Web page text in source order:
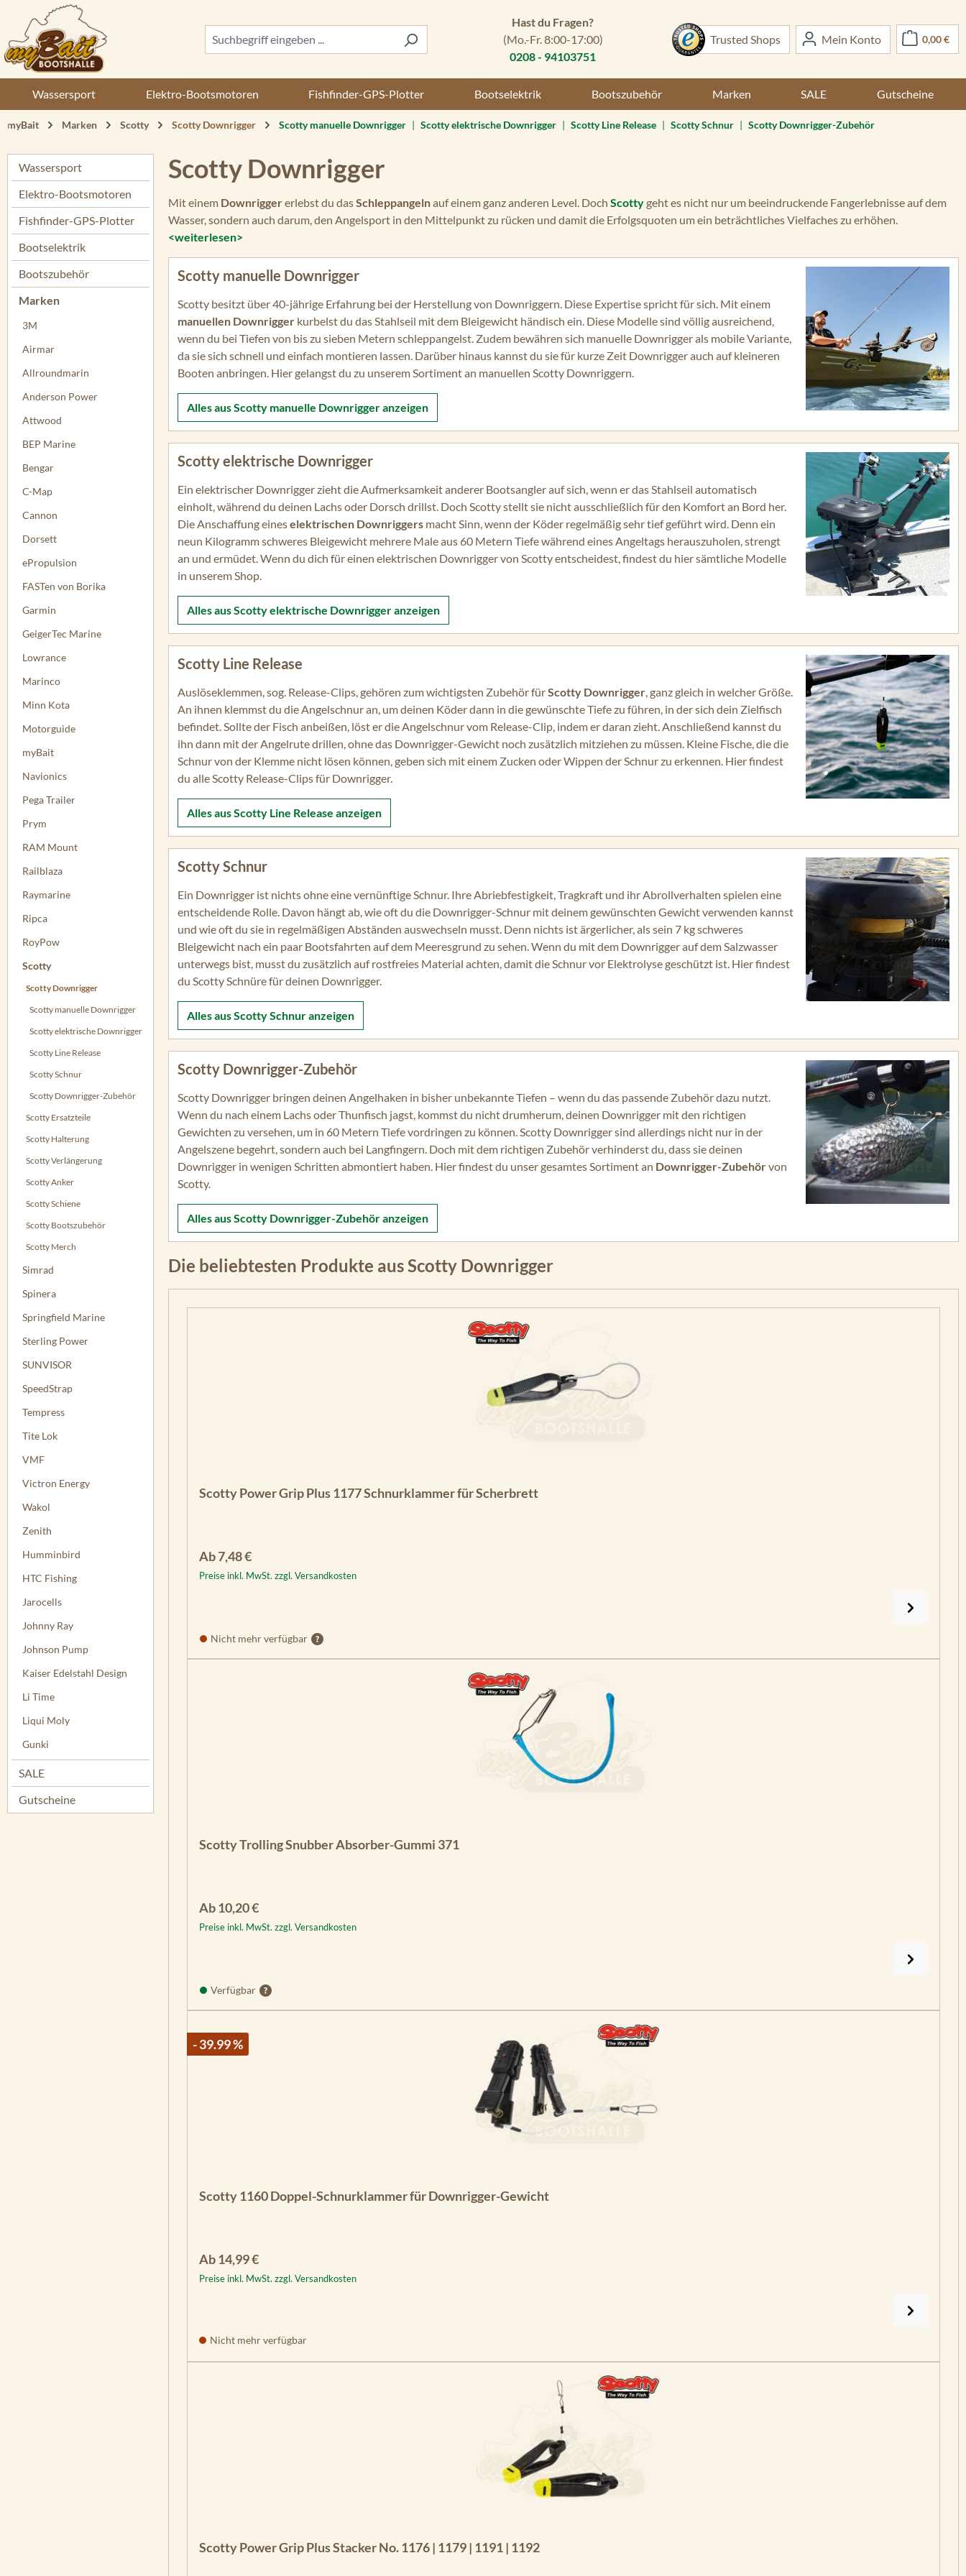
Hauptinhalt springen
Zur Suche springen
Zur Hauptnavigation springen
Hast du Fragen?
(Mo.-Fr. 8:00-17:00)
0208 - 94103751
Trusted Shops Mein Konto 0,00 €
Wassersport Elektro-Bootsmotoren Fishfinder-GPS-Plotter Bootselektrik Bootszubehör Marken SALE Gutscheine
myBait Marken Scotty Scotty Downrigger Scotty manuelle Downrigger | Scotty elektrische Downrigger | Scotty Line Release | Scotty Schnur | Scotty Downrigger-Zubehör
Wassersport
Elektro-Bootsmotoren
Fishfinder-GPS-Plotter
Bootselektrik
Bootszubehör
Marken
3M
Airmar
Allroundmarin
Anderson Power
Attwood
BEP Marine
Bengar
C-Map
Cannon
Dorsett
ePropulsion
FASTen von Borika
Garmin
GeigerTec Marine
Lowrance
Marinco
Minn Kota
Motorguide
myBait
Navionics
Pega Trailer
Prym
RAM Mount
Railblaza
Raymarine
Ripca
RoyPow
Scotty
Scotty Downrigger
Scotty manuelle Downrigger
Scotty elektrische Downrigger
Scotty Line Release
Scotty Schnur
Scotty Downrigger-Zubehör
Scotty Ersatzteile
Scotty Halterung
Scotty Verlängerung
Scotty Anker
Scotty Schiene
Scotty Bootszubehör
Scotty Merch
Simrad
Spinera
Springfield Marine
Sterling Power
SUNVISOR
SpeedStrap
Tempress
Tite Lok
VMF
Victron Energy
Wakol
Zenith
Humminbird
HTC Fishing
Jarocells
Johnny Ray
Johnson Pump
Kaiser Edelstahl Design
Li Time
Liqui Moly
Gunki
SALE
Gutscheine
Scotty Downrigger
Mit einem Downriggererlebst du dasSchleppangelnauf einem ganz anderen Level. Doch Scotty geht es nicht nur um beeindruckende Fangerlebnisse auf dem
Wasser, sondern auch darum, den Angelsport in den Mittelpunkt zu rücken und damit die Erfolgsquoten um ein beträchtliches Vielfaches zu erhöhen.
<weiterlesen>
Scotty manuelle Downrigger
Scotty besitzt über 40-jährige Erfahrung bei der Herstellung von Downriggern. Diese Expertise spricht für sich. Mit einem
manuellen Downrigger kurbelst du das Stahlseil mit dem Bleigewicht händisch ein. Diese Modelle sind völlig ausreichend,
wenn du bei Tiefen von bis zu sieben Metern schleppangelst. Zudem bewähren sich manuelle Downrigger als mobile Variante,
da sie sich schnell und einfach montieren lassen. Darüber hinaus kannst du sie für kurze Zeit Downrigger auch auf kleineren
Booten anbringen. Hier gelangst du zu unserem Sortiment an manuellen Scotty Downriggern.
Alles ausScotty manuelle Downriggeranzeigen
Scotty elektrische Downrigger
Ein elektrischer Downrigger zieht die Aufmerksamkeit anderer Bootsangler auf sich, wenn er das Stahlseil automatisch
einholt, während du deinen Lachs oder Dorsch drillst. Doch Scotty stellt sie nicht ausschließlich für den Komfort an Bord her.
Die Anschaffung eineselektrischen Downriggers macht Sinn, wenn der Köder regelmäßig sehr tief geführt wird. Denn ein
neun Kilogramm schweres Bleigewicht mehrere Male aus 60 Metern Tiefe während eines Angeltags herauszuholen, strengt
an und ermüdet. Wenn du dich für einen elektrischen Downrigger von Scotty entscheidest, findest du hier sämtliche Modelle
in unserem Shop.
Alles ausScotty elektrische Downriggeranzeigen
Scotty Line Release
Auslöseklemmen, sog. Release-Clips, gehören zum wichtigsten Zubehör fürScotty Downrigger, ganz gleich in welcher Größe.
An ihnen klemmst du die Angelschnur an, um deinen Köder dann in die gewünschte Tiefe zu führen, in der sich dein Zielfisch
befindet. Sollte der Fisch anbeißen, löst er die Angelschnur vom Release-Clip, indem er daran zieht. Anschließend kannst du
ihn dann mit der Angelrute drillen, ohne das Downrigger-Gewicht noch zusätzlich mitziehen zu müssen. Kleine Fische, die die
Schnur von der Klemme nicht lösen können, geben sich mit einem Zucken oder Wippen der Schnur zu erkennen. Hier findest
du alle Scotty Release-Clips für Downrigger.
Alles ausScotty Line Release anzeigen
Scotty Schnur
Ein Downrigger ist nichts ohne eine vernünftige Schnur. Ihre Abriebfestigkeit, Tragkraft und ihr Abrollverhalten spielen eine
entscheidende Rolle. Davon hängt ab, wie oft du die Downrigger-Schnur mit deinem gewünschten Gewicht verwenden kannst
und wie oft du sie in regelmäßigen Abständen auswechseln musst. Denn nichts ist ärgerlicher, als sein 7 kg schweres
Bleigewicht nach ein paar Bootsfahrten auf dem Meeresgrund zu sehen. Wenn du mit dem Downrigger auf dem Salzwasser
unterwegs bist, musst du zusätzlich auf rostfreies Material achten, damit die Schnur vor Elektrolyse geschützt ist. Hier findest
du Scotty Schnüre für deinen Downrigger.
Alles ausScotty Schnuranzeigen
Scotty Downrigger-Zubehör
Scotty Downrigger bringen deinen Angelhaken in bisher unbekannte Tiefen – wenn du das passende Zubehör dazu nutzt.
Wenn du nach einem Lachs oder Thunfisch jagst, kommst du nicht drumherum, deinen Downrigger mit den richtigen
Gewichten zu versehen, um in 60 Metern Tiefe vordringen zu können. Scotty Downrigger sind allerdings nicht nur in der
Angelszene begehrt, sondern auch bei Langfingern. Doch mit dem richtigen Zubehör verhinderst du, dass sie deinen
Downrigger in wenigen Schritten abmontiert haben. Hier findest du unser gesamtes Sortiment an Downrigger-Zubehörvon
Scotty.
Alles ausScotty Downrigger-Zubehöranzeigen
Die beliebtesten Produkte aus Scotty Downrigger
Scotty Power Grip Plus 1177 Schnurklammer für Scherbrett
Regulärer Preis:
Ab7,48 €
Preise inkl. MwSt. zzgl. Versandkosten
Nicht mehr verfügbar
Scotty Trolling Snubber Absorber-Gummi 371
Regulärer Preis:
Ab10,20 €
Preise inkl. MwSt. zzgl. Versandkosten
Verfügbar
- 39.99 %
Scotty 1160 Doppel-Schnurklammer für Downrigger-Gewicht
Regulärer Preis:
Ab14,99 €
Preise inkl. MwSt. zzgl. Versandkosten
Nicht mehr verfügbar
Scotty Power Grip Plus Stacker No. 1176 | 1179 | 1191 | 1192